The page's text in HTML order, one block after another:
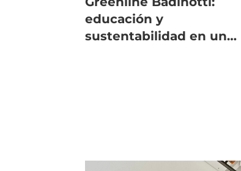
educación y
sustentabilidad en un